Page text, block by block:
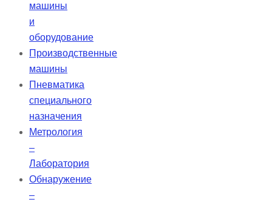
машины
и
оборудование
Производственные
машины
Пневматика
специального
назначения
Метрология
–
Лаборатория
Обнаружение
–